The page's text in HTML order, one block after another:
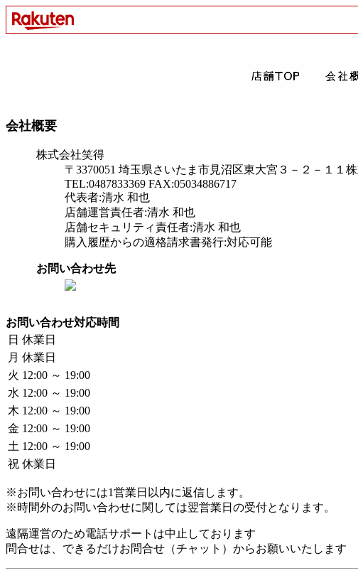
会社概要
株式会社笑得
〒3370051 埼玉県さいたま市見沼区東大宮３－２－１１
TEL:0487833369 FAX:05034886717
代表者:清水 和也
店舗運営責任者:清水 和也
店舗セキュリティ責任者:清水 和也
購入履歴からの適格請求書発行:対応可能
お問い合わせ先
お問い合わせ対応時間
日 休業日
月 休業日
火 12:00 ～ 19:00
水 12:00 ～ 19:00
木 12:00 ～ 19:00
金 12:00 ～ 19:00
土 12:00 ～ 19:00
祝 休業日
※お問い合わせには1営業日以内に返信します。
※時間外のお問い合わせに関しては翌営業日の受付となります。
遠隔運営のため電話サポートは中止しております